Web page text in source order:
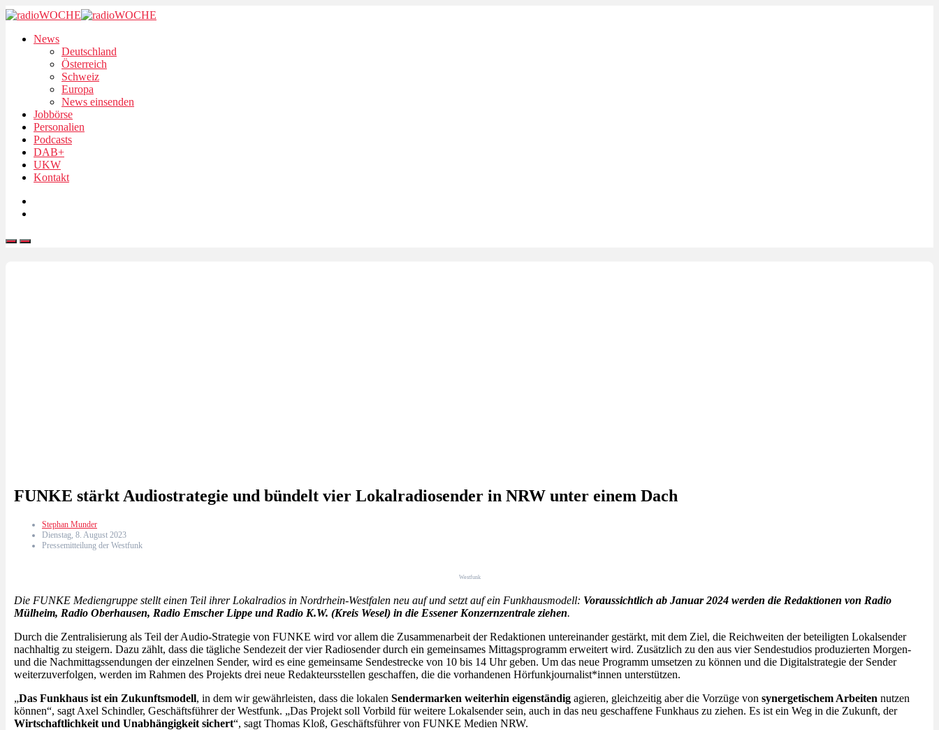
News
Deutschland
Österreich
Schweiz
Europa
News einsenden
Jobbörse
Personalien
Podcasts
DAB+
UKW
Kontakt
FUNKE stärkt Audiostrategie und bündelt vier Lokalradiosender in NRW unter einem Dach
Stephan Munder
Dienstag, 8. August 2023
Pressemitteilung der Westfunk
Westfunk
Die FUNKE Mediengruppe stellt einen Teil ihrer Lokalradios in Nordrhein-Westfalen neu auf und setzt auf ein Funkhausmodell: Voraussichtlich ab Januar 2024 werden die Redaktionen von Radio
Mülheim, Radio Oberhausen, Radio Emscher Lippe und Radio K.W. (Kreis Wesel) in die Essener Konzernzentrale ziehen.
Durch die Zentralisierung als Teil der Audio-Strategie von FUNKE wird vor allem die Zusammenarbeit der Redaktionen untereinander gestärkt, mit dem Ziel, die Reichweiten der beteiligten Lokalsender
nachhaltig zu steigern. Dazu zählt, dass die tägliche Sendezeit der vier Radiosender durch ein gemeinsames Mittagsprogramm erweitert wird. Zusätzlich zu den aus vier Sendestudios produzierten Morgen-
und die Nachmittagssendungen der einzelnen Sender, wird es eine gemeinsame Sendestrecke von 10 bis 14 Uhr geben. Um das neue Programm umsetzen zu können und die Digitalstrategie der Sender
weiterzuverfolgen, werden im Rahmen des Projekts drei neue Redakteursstellen geschaffen, die die vorhandenen Hörfunkjournalist*innen unterstützen.
„Das Funkhaus ist ein Zukunftsmodell, in dem wir gewährleisten, dass die lokalen Sendermarken weiterhin eigenständig agieren, gleichzeitig aber die Vorzüge von synergetischem Arbeiten nutzen
können“, sagt Axel Schindler, Geschäftsführer der Westfunk. „Das Projekt soll Vorbild für weitere Lokalsender sein, auch in das neu geschaffene Funkhaus zu ziehen. Es ist ein Weg in die Zukunft, der
Wirtschaftlichkeit und Unabhängigkeit sichert“, sagt Thomas Kloß, Geschäftsführer von FUNKE Medien NRW.